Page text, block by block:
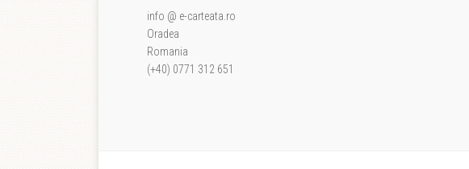
info @ e-carteata.ro
Oradea
Romania
(+40) 0771 312 651